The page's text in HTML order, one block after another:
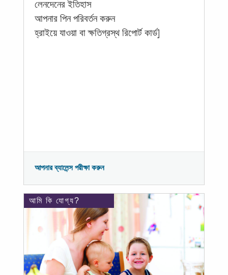
লেনদেনের ইতিহাস
আপনার পিন পরিবর্তন করুন
হ্রাইয়ে যাওয়া বা ক্ষতিগ্রস্থ রিপোর্ট কার্ড]
আপনার ব্যালেন্স পরীক্ষা করুন
আমি কি যোগ্য?